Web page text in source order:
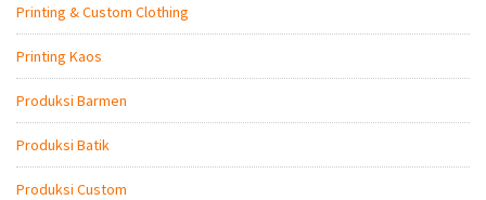
Printing & Custom Clothing
Printing Kaos
Produksi Barmen
Produksi Batik
Produksi Custom